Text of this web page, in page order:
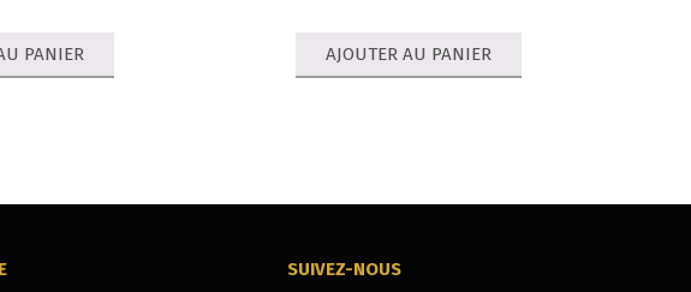
PANIER AJOUTER AU PANIER
SUIVEZ-NOUS